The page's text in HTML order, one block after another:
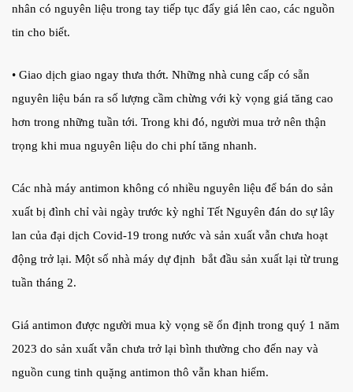
nhân có nguyên liệu trong tay tiếp tục đẩy giá lên cao, các nguồn
tin cho biết.
• Giao dịch giao ngay thưa thớt. Những nhà cung cấp có sẵn
nguyên liệu bán ra số lượng cầm chừng với kỳ vọng giá tăng cao
hơn trong những tuần tới. Trong khi đó, người mua trở nên thận
trọng khi mua nguyên liệu do chi phí tăng nhanh.
Các nhà máy antimon không có nhiều nguyên liệu để bán do sản
xuất bị đình chỉ vài ngày trước kỳ nghỉ Tết Nguyên đán do sự lây
lan của đại dịch Covid-19 trong nước và sản xuất vẫn chưa hoạt
động trở lại. Một số nhà máy dự định bắt đầu sản xuất lại từ trung
tuần tháng 2.
Giá antimon được người mua kỳ vọng sẽ ổn định trong quý 1 năm
2023 do sản xuất vẫn chưa trở lại bình thường cho đến nay và
nguồn cung tinh quặng antimon thô vẫn khan hiếm.